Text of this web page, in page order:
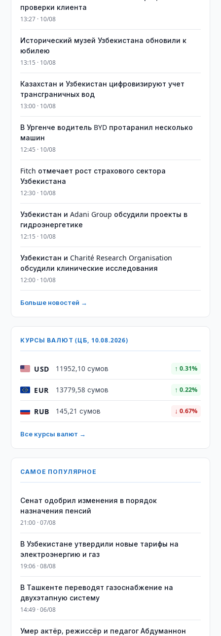
проверки клиента
13:27 · 10/08
Исторический музей Узбекистана обновили к
юбилею
13:15 · 10/08
Казахстан и Узбекистан цифровизируют учет
трансграничных вод
13:00 · 10/08
В Ургенче водитель BYD протаранил несколько
машин
12:45 · 10/08
Fitch отмечает рост страхового сектора
Узбекистана
12:30 · 10/08
Узбекистан и Adani Group обсудили проекты в
гидроэнергетике
12:15 · 10/08
Узбекистан и Charité Research Organisation
обсудили клинические исследования
12:00 · 10/08
Больше новостей →
КУРСЫ ВАЛЮТ (ЦБ, 10.08.2026)
USD 11952,10 сумов ↑ 0.31%
EUR 13779,58 сумов ↑ 0.22%
RUB 145,21 сумов ↓ 0.67%
Все курсы валют →
САМОЕ ПОПУЛЯРНОЕ
Сенат одобрил изменения в порядок
назначения пенсий
21:00 · 07/08
В Узбекистане утвердили новые тарифы на
электроэнергию и газ
19:06 · 08/08
В Ташкенте переводят газоснабжение на
двухэтапную систему
14:49 · 06/08
Умер актёр, режиссёр и педагог Абдуманнон